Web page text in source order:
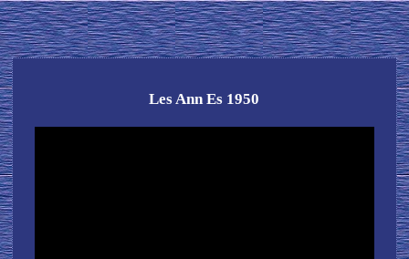
Les Ann Es 1950